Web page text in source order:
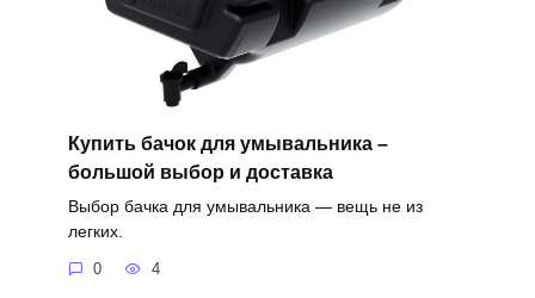
Купить бачок для умывальника –
большой выбор и доставка
Выбор бачка для умывальника — вещь не из
легких.
0 4